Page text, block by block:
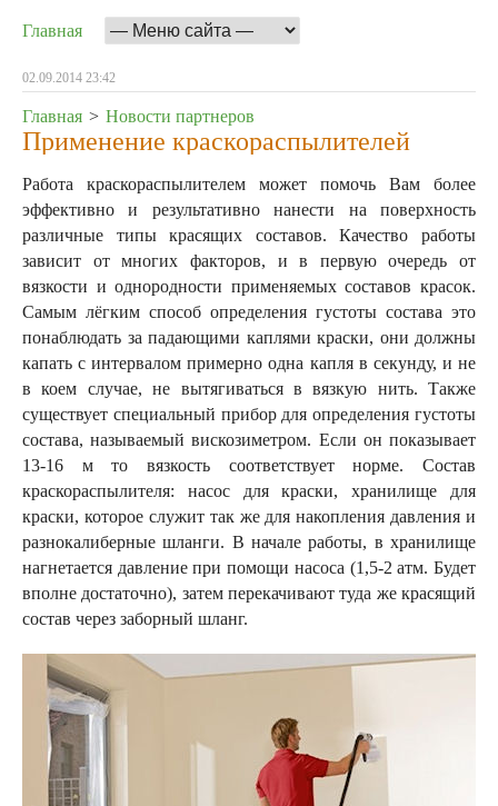
Главная
02.09.2014 23:42
Главная > Новости партнеров
Применение краскораспылителей
Работа краскораспылителем может помочь Вам более
эффективно и результативно нанести на поверхность
различные типы красящих составов. Качество работы
зависит от многих факторов, и в первую очередь от
вязкости и однородности применяемых составов красок.
Самым лёгким способ определения густоты состава это
понаблюдать за падающими каплями краски, они должны
капать с интервалом примерно одна капля в секунду, и не
в коем случае, не вытягиваться в вязкую нить. Также
существует специальный прибор для определения густоты
состава, называемый вискозиметром. Если он показывает
13-16 м то вязкость соответствует норме. Состав
краскораспылителя: насос для краски, хранилище для
краски, которое служит так же для накопления давления и
разнокалиберные шланги. В начале работы, в хранилище
нагнетается давление при помощи насоса (1,5-2 атм. Будет
вполне достаточно), затем перекачивают туда же красящий
состав через заборный шланг.